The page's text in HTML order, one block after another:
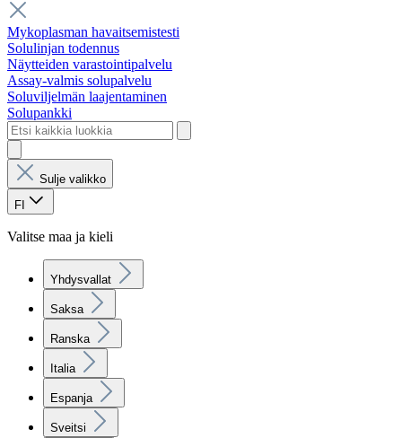
Mykoplasman havaitsemistesti
Solulinjan todennus
Näytteiden varastointipalvelu
Assay-valmis solupalvelu
Soluviljelmän laajentaminen
Solupankki
Sulje valikko
FI
Valitse maa ja kieli
Yhdysvallat
Saksa
Ranska
Italia
Espanja
Sveitsi